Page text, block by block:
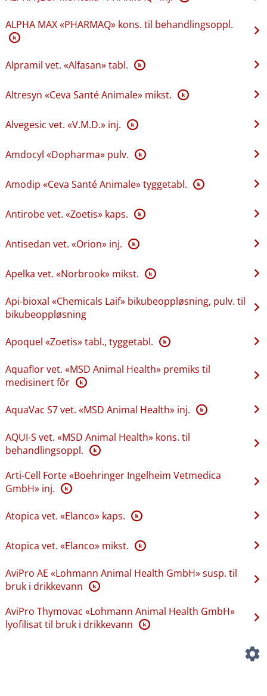
ALPHA MAX «PHARMAQ» kons. til behandlingsoppl.
K
Alpramil vet. «Alfasan» tabl. K
Altresyn «Ceva Santé Animale» mikst. K
Alvegesic vet. «V.M.D.» inj. K
Amdocyl «Dopharma» pulv. K
Amodip «Ceva Santé Animale» tyggetabl. K
Antirobe vet. «Zoetis» kaps. K
Antisedan vet. «Orion» inj. K
Apelka vet. «Norbrook» mikst. K
Api-bioxal «Chemicals Laif» bikubeoppløsning, pulv. til
bikubeoppløsning
Apoquel «Zoetis» tabl., tyggetabl. K
Aquaflor vet. «MSD Animal Health» premiks til
medisinert fôr K
AquaVac S7 vet. «MSD Animal Health» inj. K
AQUI-S vet. «MSD Animal Health» kons. til
behandlingsoppl. K
Arti-Cell Forte «Boehringer Ingelheim Vetmedica
GmbH» inj. K
Atopica vet. «Elanco» kaps. K
Atopica vet. «Elanco» mikst. K
AviPro AE «Lohmann Animal Health GmbH» susp. til
bruk i drikkevann K
AviPro Thymovac «Lohmann Animal Health GmbH»
lyofilisat til bruk i drikkevann K